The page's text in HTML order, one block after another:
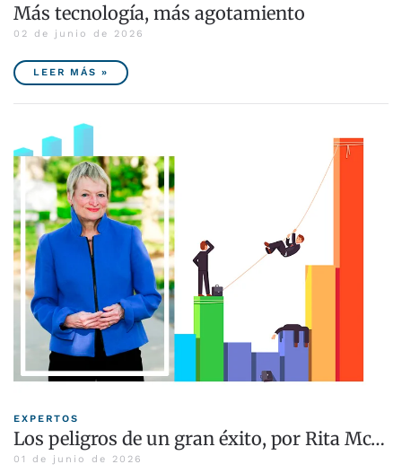
Más tecnología, más agotamiento
02 de junio de 2026
LEER MÁS »
EXPERTOS
Los peligros de un gran éxito, por Rita Mc…
01 de junio de 2026